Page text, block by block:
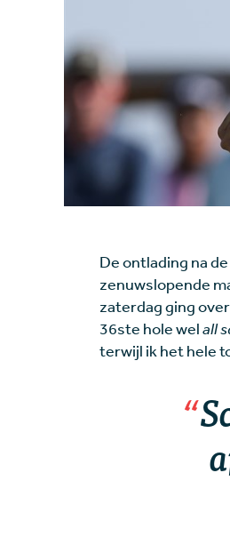
De ontlading na
zenuwslopende
zaterdag ging
36ste hole welall
terwijl ik het hele